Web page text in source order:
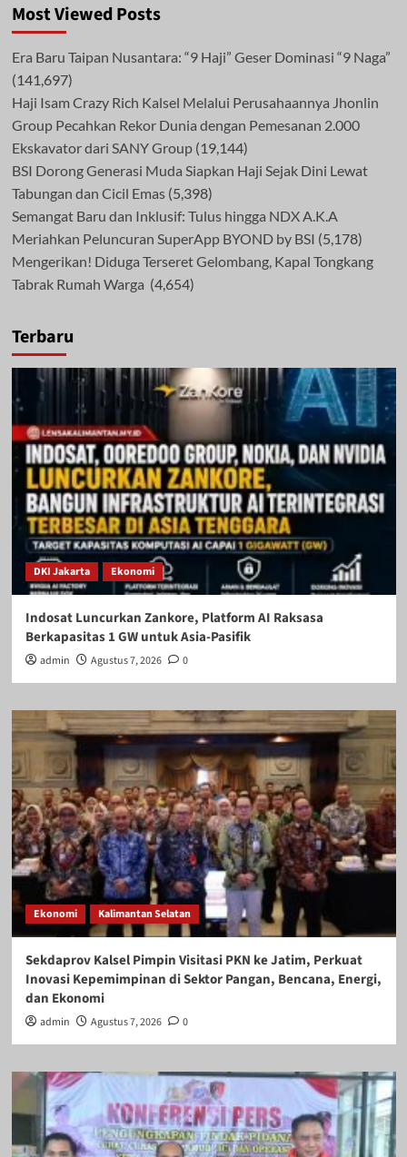
Most Viewed Posts
Era Baru Taipan Nusantara: “9 Haji” Geser Dominasi “9 Naga”
(141,697)
Haji Isam Crazy Rich Kalsel Melalui Perusahaannya Jhonlin
Group Pecahkan Rekor Dunia dengan Pemesanan 2.000
Ekskavator dari SANY Group (19,144)
BSI Dorong Generasi Muda Siapkan Haji Sejak Dini Lewat
Tabungan dan Cicil Emas (5,398)
Semangat Baru dan Inklusif: Tulus hingga NDX A.K.A
Meriahkan Peluncuran SuperApp BYOND by BSI (5,178)
Mengerikan! Diduga Terseret Gelombang, Kapal Tongkang
Tabrak Rumah Warga (4,654)
Terbaru
DKI Jakarta Ekonomi
Indosat Luncurkan Zankore, Platform AI Raksasa
Berkapasitas 1 GW untuk Asia-Pasifik
admin Agustus 7, 2026 0
Ekonomi Kalimantan Selatan
Sekdaprov Kalsel Pimpin Visitasi PKN ke Jatim, Perkuat
Inovasi Kepemimpinan di Sektor Pangan, Bencana, Energi,
dan Ekonomi
admin Agustus 7, 2026 0